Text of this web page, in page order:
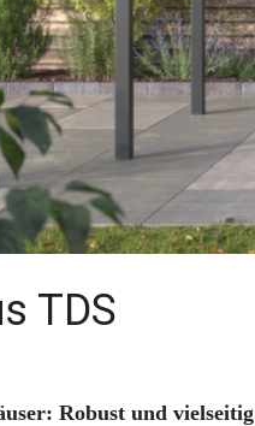
TDS
Robust und vielseitig